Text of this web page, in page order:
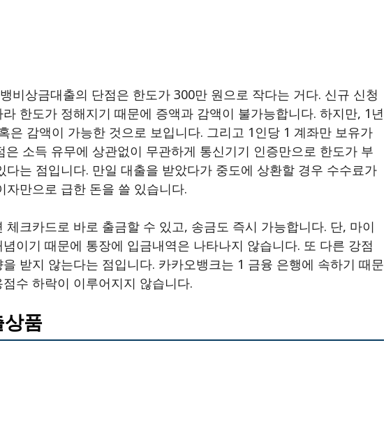
비상금대출의 단점은 한도가 300만 원으로 작다는 거다. 신규 신청
한도가 정해지기 때문에 증액과 감액이 불가능합니다. 하지만, 1년
은 감액이 가능한 것으로 보입니다. 그리고 1인당 1 계좌만 보유가
은 소득 유무에 상관없이 무관하게 통신기기 인증만으로 한도가 부
다는 점입니다. 만일 대출을 받았다가 중도에 상환할 경우 수수료가
자만으로 급한 돈을 쓸 있습니다.
체크카드로 바로 출금할 수 있고, 송금도 즉시 가능합니다. 단, 마이
이기 때문에 통장에 입금내역은 나타나지 않습니다. 또 다른 강점
받지 않는다는 점입니다. 카카오뱅크는 1 금융 은행에 속하기 때문
수 하락이 이루어지지 않습니다.
상품